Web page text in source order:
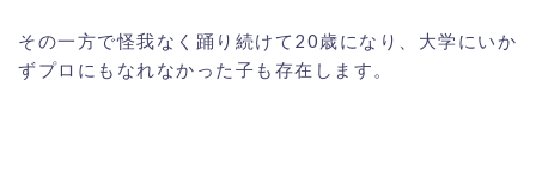
その一方で怪我なく踊り続けて20歳になり、大学にいか
ずプロにもなれなかった子も存在します。